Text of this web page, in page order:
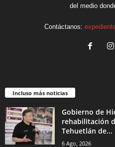
del medio
Contáctanos:
Incluso más noticias
Gobierno de
rehabilitación
Tehuetlán de...
6 Ago, 2026